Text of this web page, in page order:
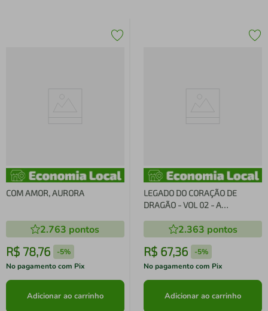
COM AMOR, AURORA
2.763 pontos
R$ 78,76 -5%
No pagamento com Pix
Adicionar ao carrinho
LEGADO DO CORAÇÃO DE
DRAGÃO - VOL 02 - A
2.363 pontos
R$ 67,36 -5%
No pagamento com Pix
Adicionar ao carrinho